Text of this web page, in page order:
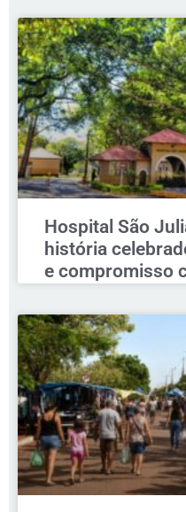
Hospital São
história
e compromisso